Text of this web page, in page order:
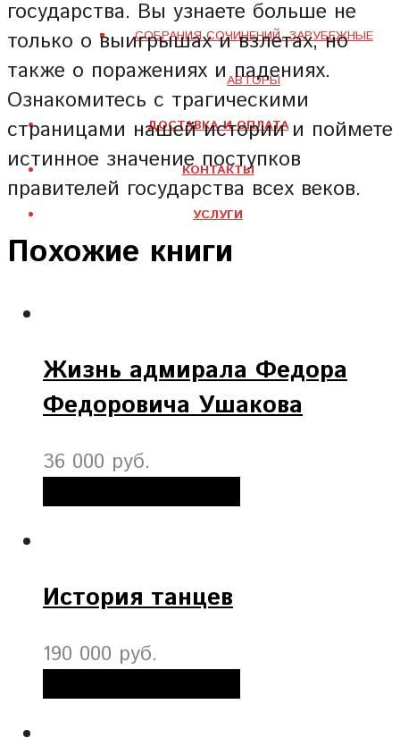
СОБРАНИЯ СОЧИНЕНИЙ. ЗАРУБЕЖНЫЕ
АВТОРЫ
ДОСТАВКА И ОПЛАТА
КОНТАКТЫ
УСЛУГИ
государства. Вы узнаете больше не
только о выигрышах и взлетах, но
также о поражениях и падениях.
Ознакомитесь с трагическими
страницами нашей истории и поймете
истинное значение поступков
правителей государства всех веков.
Похожие книги
Жизнь адмирала Федора
Федоровича Ушакова
36 000 руб.
История танцев
190 000 руб.